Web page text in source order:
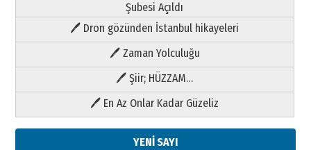
Şubesi Açıldı
🖊 Dron gözünden İstanbul hikayeleri
🖊 Zaman Yolculuğu
🖊 Şiir; HÜZZAM…
🖊 En Az Onlar Kadar Güzeliz
YENİ SAYI